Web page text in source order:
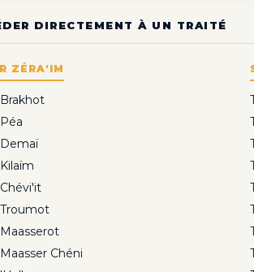
DIRECTEMENT À UN TRAITÉ
ZÉRA'IM
Chéni